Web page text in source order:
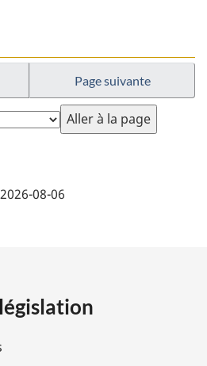
et
progressiste
global
et
progressiste
Page suivante
2026-08-06